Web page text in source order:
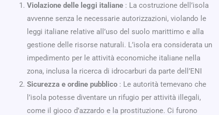
Violazione delle leggi italiane : La costruzione dell’isola
avvenne senza le necessarie autorizzazioni, violando le
leggi italiane relative all’uso del suolo marittimo e alla
gestione delle risorse naturali. L’isola era considerata un
impedimento per le attività economiche italiane nella
zona, inclusa la ricerca di idrocarburi da parte dell’ENI
Sicurezza e ordine pubblico : Le autorità temevano che
l’isola potesse diventare un rifugio per attività illegali,
come il gioco d’azzardo e la prostituzione. Ci furono